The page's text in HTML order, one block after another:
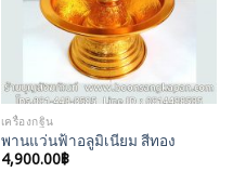
เครื่องกฐิน
พานแว่นฟ้าอลูมิเนียม สีทอง
4,900.00฿